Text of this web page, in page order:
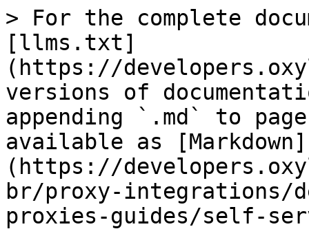
> For the complete
[llms.txt]
(https://
versions of
appending `.md` to
available as [Markdown]
(https://
br/proxy-integrations/
proxies-guides/self-